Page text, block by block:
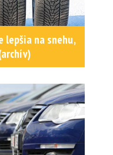
lepšia na snehu,